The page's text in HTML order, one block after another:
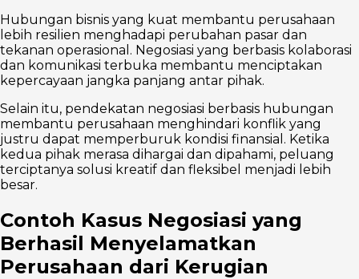
Hubungan bisnis yang kuat membantu perusahaan
lebih resilien menghadapi perubahan pasar dan
tekanan operasional. Negosiasi yang berbasis kolaborasi
dan komunikasi terbuka membantu menciptakan
kepercayaan jangka panjang antar pihak.
Selain itu, pendekatan negosiasi berbasis hubungan
membantu perusahaan menghindari konflik yang
justru dapat memperburuk kondisi finansial. Ketika
kedua pihak merasa dihargai dan dipahami, peluang
terciptanya solusi kreatif dan fleksibel menjadi lebih
besar.
Contoh Kasus Negosiasi yang
Berhasil Menyelamatkan
Perusahaan dari Kerugian